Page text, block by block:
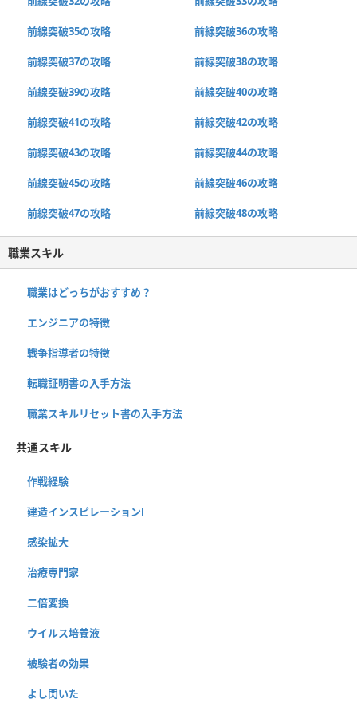
前線突破35の攻略 前線突破36の攻略
前線突破37の攻略 前線突破38の攻略
前線突破39の攻略 前線突破40の攻略
前線突破41の攻略 前線突破42の攻略
前線突破43の攻略 前線突破44の攻略
前線突破45の攻略 前線突破46の攻略
前線突破47の攻略 前線突破48の攻略
職業スキル
職業はどっちがおすすめ？
エンジニアの特徴
戦争指導者の特徴
転職証明書の入手方法
職業スキルリセット書の入手方法
共通スキル
作戦経験
建造インスピレーションⅠ
感染拡大
治療専門家
二倍変換
ウイルス培養液
被験者の効果
よし閃いた